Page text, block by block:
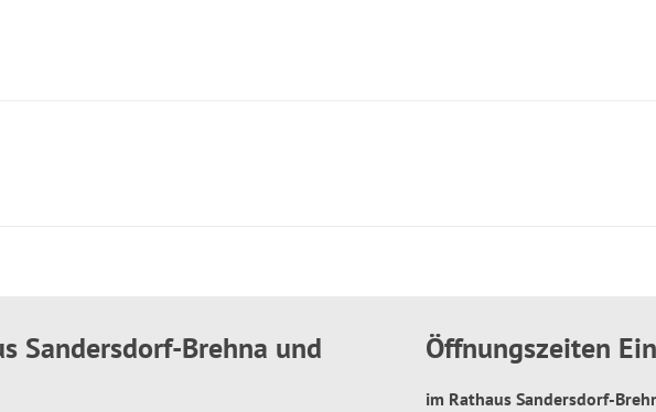
Sandersdorf-Brehna und
Öffnungszeiten
im Rathaus Sandersdorf-